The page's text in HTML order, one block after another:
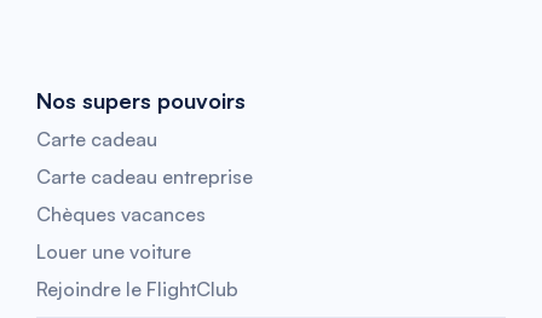
Nos supers pouvoirs
Carte cadeau
Carte cadeau entreprise
Chèques vacances
Louer une voiture
Rejoindre le FlightClub